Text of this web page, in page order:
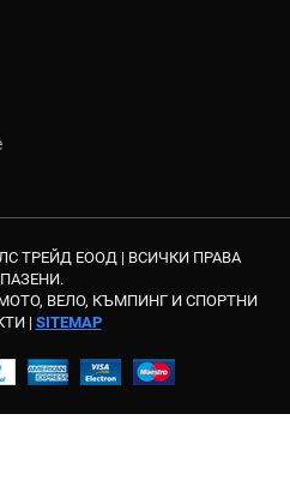
ТРЕЙД ЕООД | ВСИЧКИ ПРАВА
ВЕЛО, КЪМПИНГ И СПОРТНИ
| SITEMAP